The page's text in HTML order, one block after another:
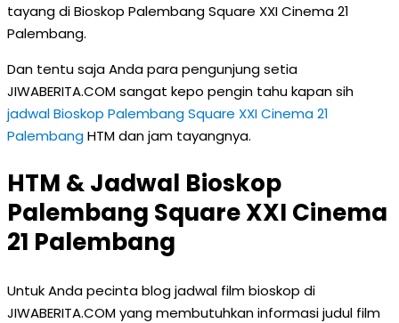
tayang di Bioskop Palembang Square XXI Cinema 21
Palembang.
Dan tentu saja Anda para pengunjung setia
JIWABERITA.COM sangat kepo pengin tahu kapan sih
jadwal Bioskop Palembang Square XXI Cinema 21
PalembangHTM dan jam tayangnya.
HTM & Jadwal Bioskop
Palembang Square XXI Cinema
21 Palembang
Untuk Anda pecinta blog jadwal film bioskop di
JIWABERITA.COM yang membutuhkan informasi judul film